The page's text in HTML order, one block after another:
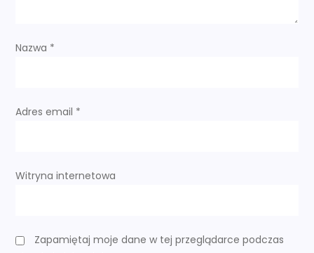
i
u
Nazwa *
Adres email *
Witryna internetowa
Zapamiętaj moje dane w tej przeglądarce podczas